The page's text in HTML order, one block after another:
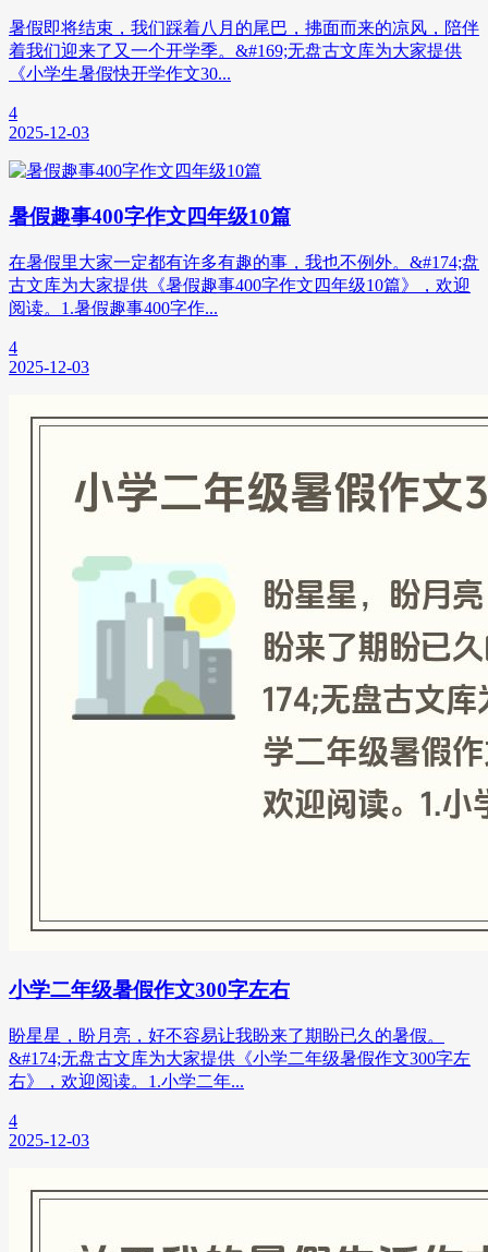
暑假即将结束，我们踩着八月的尾巴，拂面而来的凉风，陪伴
着我们迎来了又一个开学季。&#169;无盘古文库为大家提供
《小学生暑假快开学作文30...
4
2025-12-03
暑假趣事400字作文四年级10篇
在暑假里大家一定都有许多有趣的事，我也不例外。&#174;盘
古文库为大家提供《暑假趣事400字作文四年级10篇》，欢迎
阅读。1.暑假趣事400字作...
4
2025-12-03
小学二年级暑假作文300字左右
盼星星，盼月亮，好不容易让我盼来了期盼已久的暑假。
&#174;无盘古文库为大家提供《小学二年级暑假作文300字左
右》，欢迎阅读。1.小学二年...
4
2025-12-03